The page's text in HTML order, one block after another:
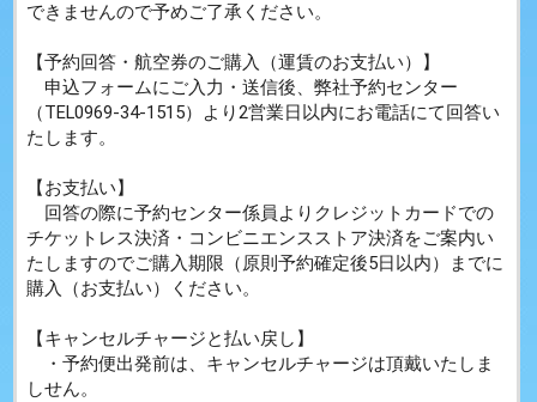
できませんので予めご了承ください。
【予約回答・航空券のご購入（運賃のお支払い）】
申込フォームにご入力・送信後、弊社予約センター
（TEL0969-34-1515）より2営業日以内にお電話にて回答い
たします。
【お支払い】
回答の際に予約センター係員よりクレジットカードでの
チケットレス決済・コンビニエンスストア決済をご案内い
たしますのでご購入期限（原則予約確定後5日以内）までに
購入（お支払い）ください。
【キャンセルチャージと払い戻し】
・予約便出発前は、キャンセルチャージは頂戴いたしま
しせん。